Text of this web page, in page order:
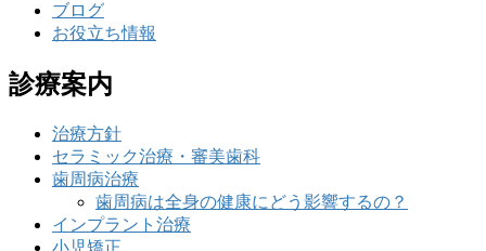
ブログ
お役立ち情報
診療案内
治療方針
セラミック治療・審美歯科
歯周病治療
歯周病は全身の健康にどう影響するの？
インプラント治療